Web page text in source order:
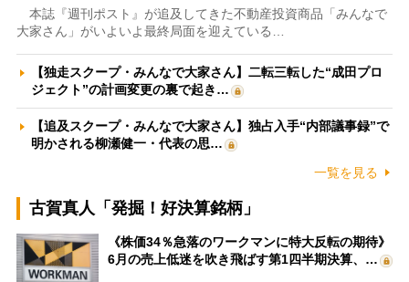
本誌『週刊ポスト』が追及してきた不動産投資商品「みんなで
大家さん」がいよいよ最終局面を迎えている…
【独走スクープ・みんなで大家さん】二転三転した“成田プロ
ジェクト”の計画変更の裏で起き…
【追及スクープ・みんなで大家さん】独占入手“内部議事録”で
明かされる柳瀬健一・代表の思…
一覧を見る
古賀真人「発掘！好決算銘柄」
《株価34％急落のワークマンに特大反転の期待》
6月の売上低迷を吹き飛ばす第1四半期決算、…